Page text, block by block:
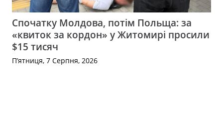
Спочатку Молдова, потім Польща: за
«квиток за кордон» у Житомирі просили
$15 тисяч
П’ятниця, 7 Серпня, 2026